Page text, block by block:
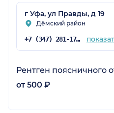
г Уфа, ул Правды, д 19
Дёмский район
+7 (347) 281-17-66
Рентген поясничного
от 500 ₽